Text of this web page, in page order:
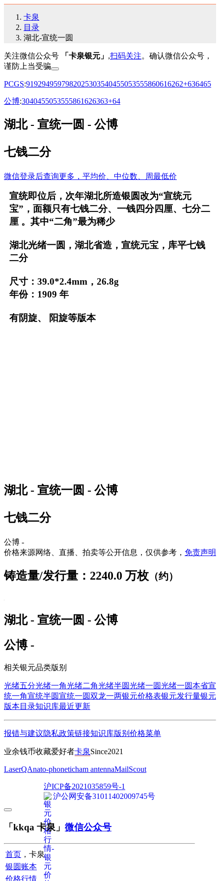
卡泉
目录
湖北-宣统一圆
关注微信公众号 「卡泉银元」 ,扫码关注。确认微信公众号，
谨防上当受骗
PCGS:9192949597982025303540455053555860616262+636465
公博:3040455053555861626363+64
湖北 - 宣统一圆 - 公博
七钱二分
微信登录后查询更多，平均价、中位数、周最低价
宣统即位后，次年湖北所造银圆改为“宣统元
宝”，面额只有七钱二分、一钱四分四厘、七分二
厘 。其中“二角”最为稀少
湖北光绪一圆，湖北省造，宣统元宝，库平七钱
二分
尺寸：39.0*2.4mm，26.8g
年份：1909 年
有阴旋、 阳旋等版本
湖北 - 宣统一圆 - 公博
七钱二分
公博 -
价格来源网络、直播、拍卖等公开信息，仅供参考， 免责声明
铸造量/发行量：2240.0 万枚 （约）
湖北 - 宣统一圆 - 公博
公博 -
相关银元品类版别
光绪五分光绪一角光绪二角光绪半圆光绪一圆光绪一圆本省宣
统一角宣统半圆宣统一圆双龙一两银元价格表银元发行量银元
版本目录知识库最近更新
报错与建议隐私政策链接知识库版别 价格菜单
业余钱币收藏爱好者卡泉Since2021
LaserQAnato-phoneticham antennaMailScout
沪ICP备2021035859号-1
沪公网安备31011402009745号
「kkqa 卡泉」 微信公众号
首页 ，卡泉
银圆账本
价格行情